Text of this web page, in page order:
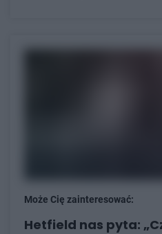
Może Cię zainteresować:
Hetfield nas pyta: